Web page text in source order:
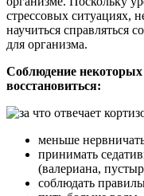
стрессовых ситуациях,
научиться справляться
для организма.
Соблюдение
восстановиться:
меньше
принимать
(валериана,
соблюдать